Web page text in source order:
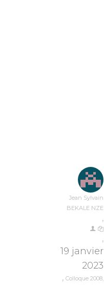
Jean Sylvain
BEKALE NZE
,
,
19 janvier
2023
, Colloque 2008,